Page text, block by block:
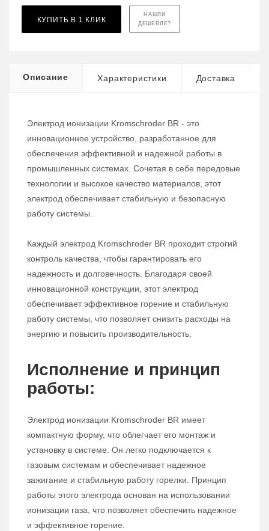
КУПИТЬ В 1 КЛИК
НАШЛИ
ДЕШЕВЛЕ?
Описание Характеристики Доставка
Электрод ионизации Kromschroder BR - это
инновационное устройство, разработанное для
обеспечения эффективной и надежной работы в
промышленных системах. Сочетая в себе передовые
технологии и высокое качество материалов, этот
электрод обеспечивает стабильную и безопасную
работу системы.
Каждый электрод Kromschroder BR проходит строгий
контроль качества, чтобы гарантировать его
надежность и долговечность. Благодаря своей
инновационной конструкции, этот электрод
обеспечивает эффективное горение и стабильную
работу системы, что позволяет снизить расходы на
энергию и повысить производительность.
Исполнение и принцип
работы:
Электрод ионизации Kromschroder BR имеет
компактную форму, что облегчает его монтаж и
установку в системе. Он легко подключается к
газовым системам и обеспечивает надежное
зажигание и стабильную работу горелки. Принцип
работы этого электрода основан на использовании
ионизации газа, что позволяет обеспечить надежное
и эффективное горение.